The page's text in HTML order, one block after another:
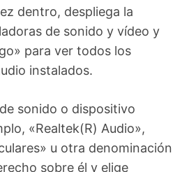
dentro, despliega la
de sonido y vídeo y
para ver todos los
instalados.
sonido o dispositivo
«Realtek(R) Audio»,
u otra denominación
sobre él y elige